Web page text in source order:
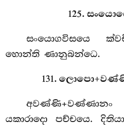
125.
සංයොගවිසයෙ
හොන්ති ණානුබන්ධෙ.
131.
යකාරාදො පච්චයෙ.